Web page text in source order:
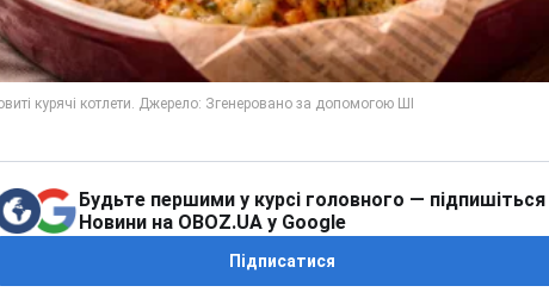
Будьте першими у курсі головного — підпишіться
Новини на OBOZ.UA у Google
Підписатися